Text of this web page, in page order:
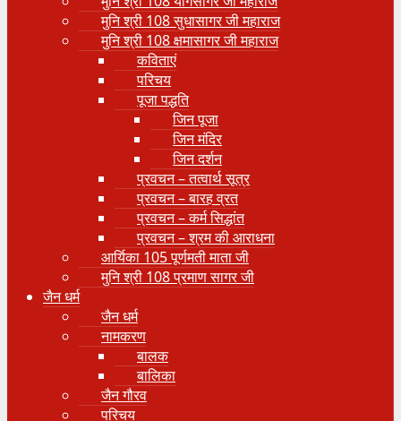
मुनि श्री 108 सुधासागर जी महाराज
मुनि श्री 108 क्षमासागर जी महाराज
कविताएं
परिचय
पूजा पद्धति
जिन पूजा
जिन मंदिर
जिन दर्शन
प्रवचन – तत्वार्थ सूत्र
प्रवचन – बारह व्रत
प्रवचन – कर्म सिद्धांत
प्रवचन – श्रम की आराधना
आर्यिका 105 पूर्णमती माता जी
मुनि श्री 108 प्रमाण सागर जी
जैन धर्म
जैन धर्म
नामकरण
बालक
बालिका
जैन गौरव
परिचय